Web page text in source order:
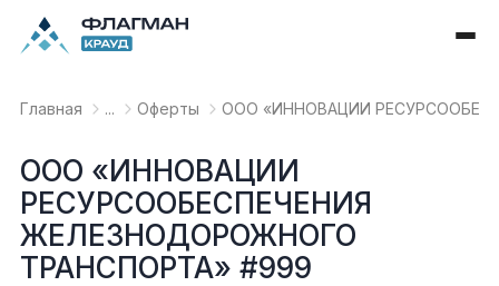
Главная ... Оферты OOO «ИННОВАЦИИ
OOO «ИННОВАЦИИ
РЕСУРСООБЕСПЕЧЕНИЯ
ЖЕЛЕЗНОДОРОЖНОГО
ТРАНСПОРТА» #999